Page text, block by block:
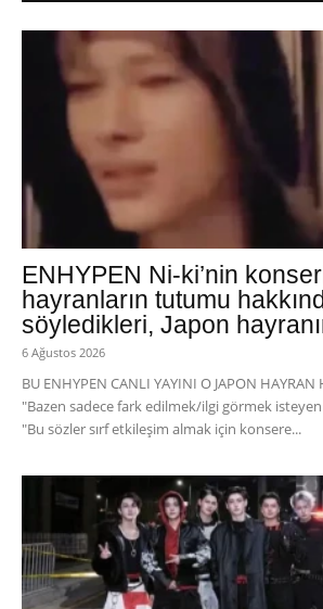
ENHYPEN Ni-ki’nin
hayranların tutumu
söyledikleri, Japon
6 Ağustos 2026
BU ENHYPEN CANLI YAYINI O JAPON
"Bazen sadece fark edilmek/ilgi görmek
"Bu sözler sırf etkileşim almak için konsere...